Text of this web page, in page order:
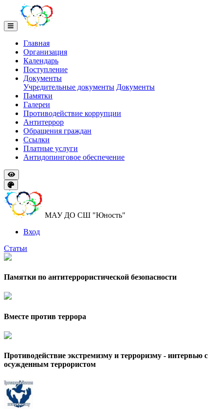
Главная
Организация
Календарь
Поступление
Документы
Учредительные документы Документы
Памятки
Галереи
Противодействие коррупции
Антитеррор
Обращения граждан
Ссылки
Платные услуги
Антидопинговое обеспечение
МАУ ДО СШ "Юность"
Вход
Статьи
Памятки по антитеррористической безопасности
Вместе против террора
Противодействие экстремизму и терроризму - интервью с
осужденным террористом